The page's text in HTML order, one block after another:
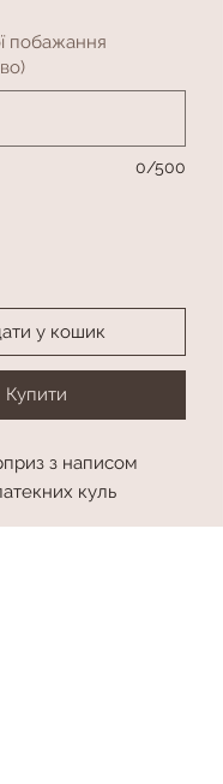
побажання
0/500
у кошик
Купити
з написом
куль